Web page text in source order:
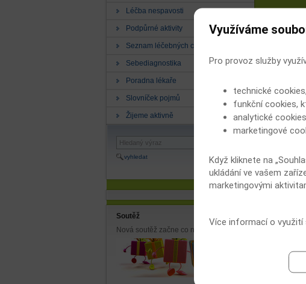
Léčba nespavosti
Podpůrné aktivity
Seznam léčebných center
Sebediagnostika
Poradna lékaře
Slovníček pojmů
Žijeme aktivně
vyhledat
Soutěž
Nová soutěž začne co nejdříve.
Využíváme
Pro provoz služby
technické
funkční cookies,
analytické
marketingové
Když kliknete na
ukládání ve vašem
marketingovými
Více informací o využití